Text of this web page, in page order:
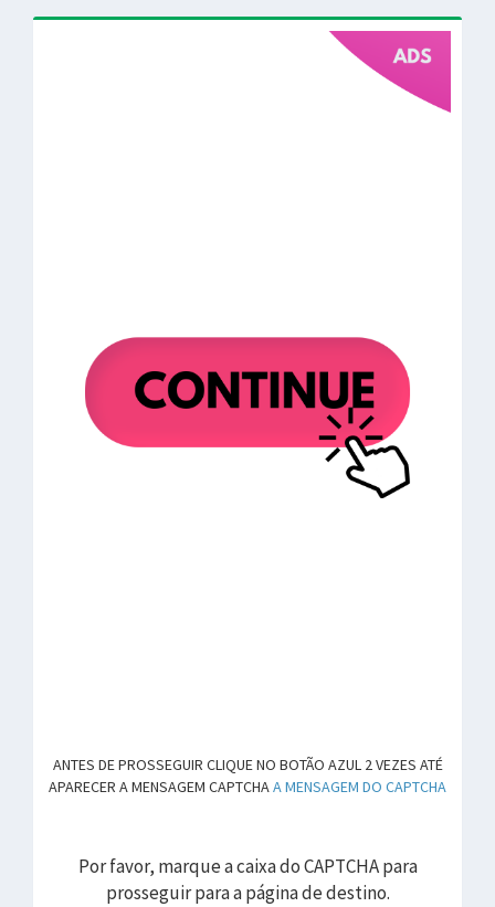
ANTES DE PROSSEGUIR CLIQUE NO BOTÃO AZUL 2 VEZES ATÉ
APARECER A MENSAGEM CAPTCHAA MENSAGEM DO CAPTCHA
Por favor, marque a caixa do CAPTCHA para
prosseguir para a página de destino.